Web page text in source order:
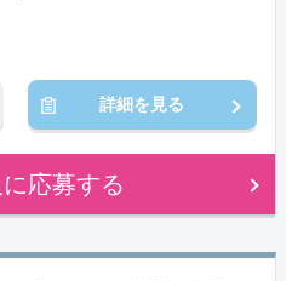
詳細を見る
応募する